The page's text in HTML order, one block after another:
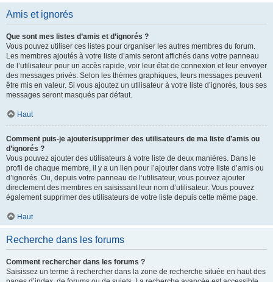
Amis et ignorés
Que sont mes listes d’amis et d’ignorés ?
Vous pouvez utiliser ces listes pour organiser les autres membres du forum.
Les membres ajoutés à votre liste d’amis seront affichés dans votre panneau
de l’utilisateur pour un accès rapide, voir leur état de connexion et leur envoyer
des messages privés. Selon les thèmes graphiques, leurs messages peuvent
être mis en valeur. Si vous ajoutez un utilisateur à votre liste d’ignorés, tous ses
messages seront masqués par défaut.
Haut
Comment puis-je ajouter/supprimer des utilisateurs de ma liste d’amis ou
d’ignorés ?
Vous pouvez ajouter des utilisateurs à votre liste de deux manières. Dans le
profil de chaque membre, il y a un lien pour l’ajouter dans votre liste d’amis ou
d’ignorés. Ou, depuis votre panneau de l’utilisateur, vous pouvez ajouter
directement des membres en saisissant leur nom d’utilisateur. Vous pouvez
également supprimer des utilisateurs de votre liste depuis cette même page.
Haut
Recherche dans les forums
Comment rechercher dans les forums ?
Saisissez un terme à rechercher dans la zone de recherche située en haut des